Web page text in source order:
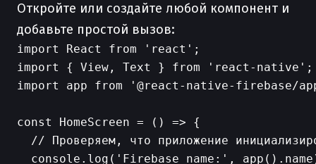
Откройте или создайте любой компонент и
добавьте простой вызов:
import React from 'react';
import { View, Text } from 'react-native';
import app from '@react-native-firebase/
const HomeScreen = () => {
// Проверяем, что приложение
console.log('Firebase name:',